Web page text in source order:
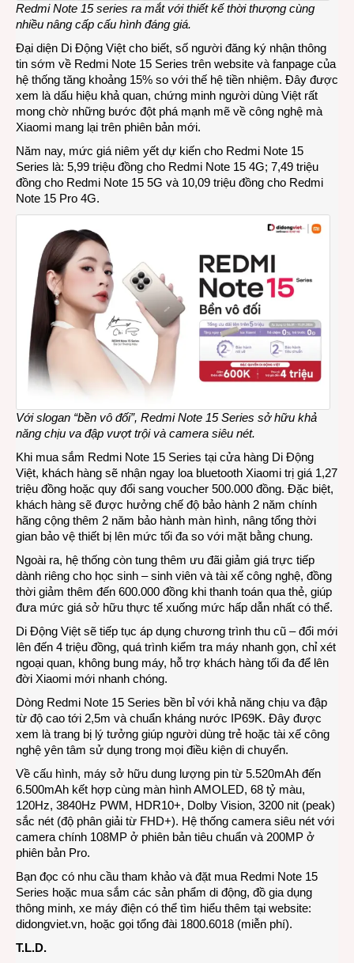
Redmi Note 15 series ra mắt với thiết kế thời thượng cùng
nhiều nâng cấp cấu hình đáng giá.
Đại diện Di Động Việt cho biết, số người đăng ký nhận thông
tin sớm về Redmi Note 15 Series trên website và fanpage của
hệ thống tăng khoảng 15% so với thế hệ tiền nhiệm. Đây được
xem là dấu hiệu khả quan, chứng minh người dùng Việt rất
mong chờ những bước đột phá mạnh mẽ về công nghệ mà
Xiaomi mang lại trên phiên bản mới.
Năm nay, mức giá niêm yết dự kiến cho Redmi Note 15
Series là: 5,99 triệu đồng cho Redmi Note 15 4G; 7,49 triệu
đồng cho Redmi Note 15 5G và 10,09 triệu đồng cho Redmi
Note 15 Pro 4G.
Với slogan “bền vô đối”, Redmi Note 15 Series sở hữu khả
năng chịu va đập vượt trội và camera siêu nét.
Khi mua sắm Redmi Note 15 Series tại cửa hàng Di Động
Việt, khách hàng sẽ nhận ngay loa bluetooth Xiaomi trị giá 1,27
triệu đồng hoặc quy đổi sang voucher 500.000 đồng. Đặc biệt,
khách hàng sẽ được hưởng chế độ bảo hành 2 năm chính
hãng cộng thêm 2 năm bảo hành màn hình, nâng tổng thời
gian bảo vệ thiết bị lên mức tối đa so với mặt bằng chung.
Ngoài ra, hệ thống còn tung thêm ưu đãi giảm giá trực tiếp
dành riêng cho học sinh – sinh viên và tài xế công nghệ, đồng
thời giảm thêm đến 600.000 đồng khi thanh toán qua thẻ, giúp
đưa mức giá sở hữu thực tế xuống mức hấp dẫn nhất có thể.
Di Động Việt sẽ tiếp tục áp dụng chương trình thu cũ – đổi mới
lên đến 4 triệu đồng, quá trình kiểm tra máy nhanh gọn, chỉ xét
ngoại quan, không bung máy, hỗ trợ khách hàng tối đa để lên
đời Xiaomi mới nhanh chóng.
Dòng Redmi Note 15 Series bền bỉ với khả năng chịu va đập
từ độ cao tới 2,5m và chuẩn kháng nước IP69K. Đây được
xem là trang bị lý tưởng giúp người dùng trẻ hoặc tài xế công
nghệ yên tâm sử dụng trong mọi điều kiện di chuyển.
Về cấu hình, máy sở hữu dung lượng pin từ 5.520mAh đến
6.500mAh kết hợp cùng màn hình AMOLED, 68 tỷ màu,
120Hz, 3840Hz PWM, HDR10+, Dolby Vision, 3200 nit (peak)
sắc nét (độ phân giải từ FHD+). Hệ thống camera siêu nét với
camera chính 108MP ở phiên bản tiêu chuẩn và 200MP ở
phiên bản Pro.
Bạn đọc có nhu cầu tham khảo và đặt mua Redmi Note 15
Series hoặc mua sắm các sản phẩm di động, đồ gia dụng
thông minh, xe máy điện có thể tìm hiểu thêm tại website:
didongviet.vn, hoặc gọi tổng đài 1800.6018 (miễn phí).
T.L.D.